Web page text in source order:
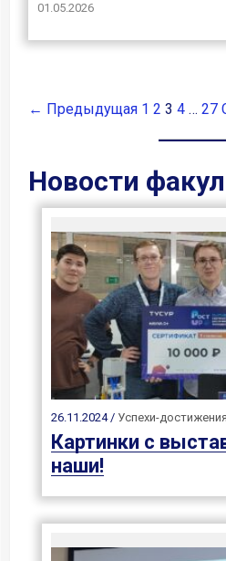
01.05.2026
← Предыдущая 1 2 3 4 … 27
Новости
26.11.2024 / Успехи-
Картинки с
наши!